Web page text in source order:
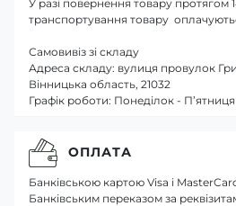
У разі повернення товару протягом
транспортування товару
Самовивіз зі складу
Адреса складу: вулиця провулок
Вінницька область, 21032
Графік роботи: Понеділок -
ОПЛАТА
Банківською картою Visa і
Банківським переказом за